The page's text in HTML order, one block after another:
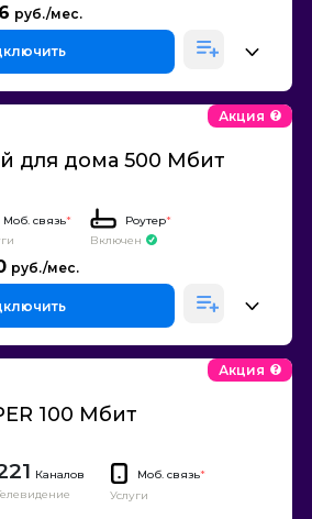
для дома 500 Мбит
Акция
Моб. связь*
Роутер*
Включен
100 Мбит
Акция
Каналов
Моб. связь*
Услуги